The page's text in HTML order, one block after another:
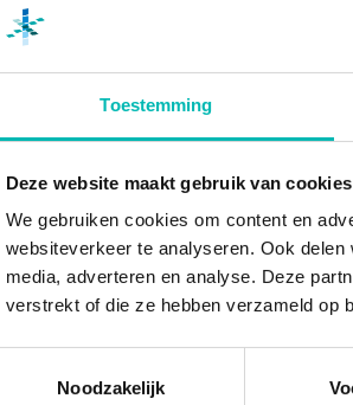
Toestemming
Deze website maakt gebruik van cookies
We gebruiken cookies om content en
websiteverkeer te analyseren. Ook
media, adverteren en analyse. Deze
verstrekt of die ze hebben verzameld op
Noodzakelijk